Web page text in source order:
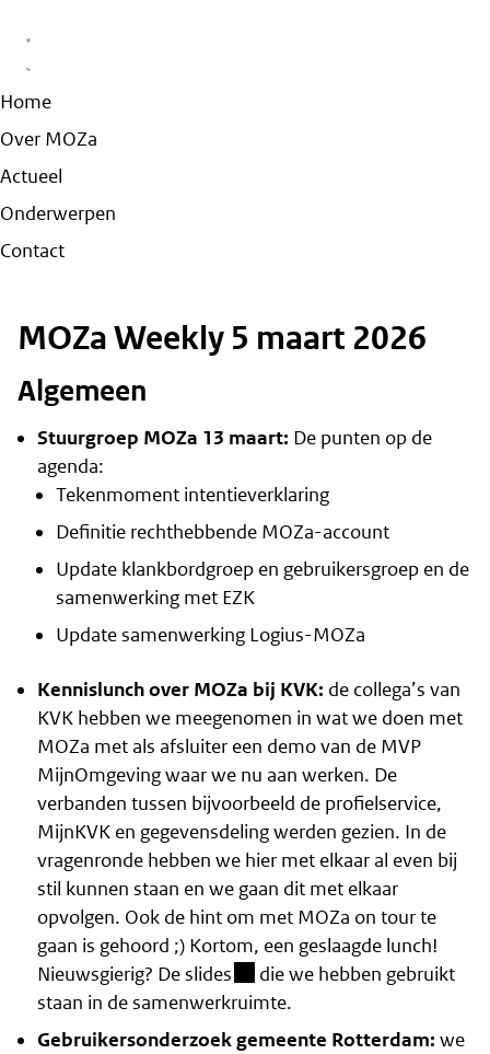
Home
Over MOZa
Actueel
Onderwerpen
Contact
MOZa Weekly 5 maart 2026
Algemeen
Stuurgroep MOZa 13 maart: De punten op de
agenda:
Tekenmoment intentieverklaring
Definitie rechthebbende MOZa-account
Update klankbordgroep en gebruikersgroep en de
samenwerking met EZK
Update samenwerking Logius-MOZa
Kennislunch over MOZa bij KVK: de collega’s van
KVK hebben we meegenomen in wat we doen met
MOZa met als afsluiter een demo van de MVP
MijnOmgeving waar we nu aan werken. De
verbanden tussen bijvoorbeeld de profielservice,
MijnKVK en gegevensdeling werden gezien. In de
vragenronde hebben we hier met elkaar al even bij
stil kunnen staan en we gaan dit met elkaar
opvolgen. Ook de hint om met MOZa on tour te
gaan is gehoord ;) Kortom, een geslaagde lunch!
Nieuwsgierig? De slides(besloten omgeving)
die we hebben gebruikt
staan in de samenwerkruimte.
Gebruikersonderzoek gemeente Rotterdam: we